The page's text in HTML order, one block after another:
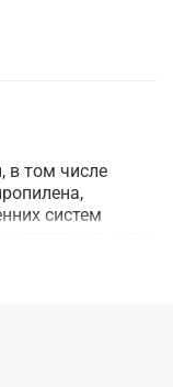
в том числе
систем
отопления, а так